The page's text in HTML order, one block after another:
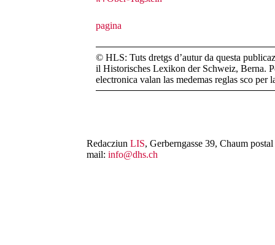
© HLS: Tuts dretgs d’autur da questa
il Historisches Lexikon der Schweiz, Berna.
electronica valan las medemas reglas sco per
Redacziun LIS, Gerberngasse 39, Chaum
mail: info@dhs.ch